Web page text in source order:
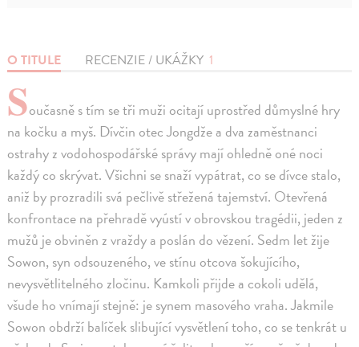
O TITULE RECENZIE / UKÁŽKY 1
Současně s tím se tři muži ocitají uprostřed důmyslné hry
na kočku a myš. Dívčin otec Jongdže a dva zaměstnanci
ostrahy z vodohospodářské správy mají ohledně oné noci
každý co skrývat. Všichni se snaží vypátrat, co se dívce stalo,
aniž by prozradili svá pečlivě střežená tajemství. Otevřená
konfrontace na přehradě vyústí v obrovskou tragédii, jeden z
mužů je obviněn z vraždy a poslán do vězení. Sedm let žije
Sowon, syn odsouzeného, ve stínu otcova šokujícího,
nevysvětlitelného zločinu. Kamkoli přijde a cokoli udělá,
všude ho vnímají stejně: je synem masového vraha. Jakmile
Sowon obdrží balíček slibující vysvětlení toho, co se tenkrát u